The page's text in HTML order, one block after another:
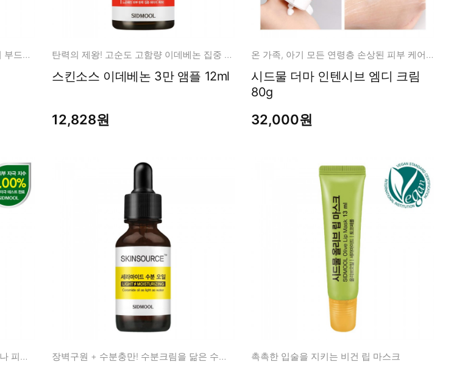
티트리
무오일
세라마이드
트라넥사믹
모공 속 오돌토돌한 각질을! 자극없이 부드럽게 케어 탄력의 제왕! 고순도 고함량 이데베논 집중 케어 앰플
스킨소스 이데베논 3만 앰플 12ml
12,828원
온 가족, 아기 모든 연령층 손상된 피부 케어 바르는 의료기기
시드물 더마 인텐시브 엠디 크림
80g
32,000원
영국산 덱스판테놀 20% 언제 어디서나 피부 장벽 관리! 장벽구원 + 수분충만! 수분크림을 닮은 수분오일 촉촉한 입술을 지키는 비건 립 마스크